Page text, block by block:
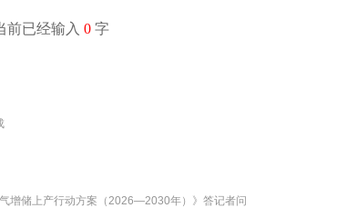
增储上产行动方案（2026—2030年）》答记者问